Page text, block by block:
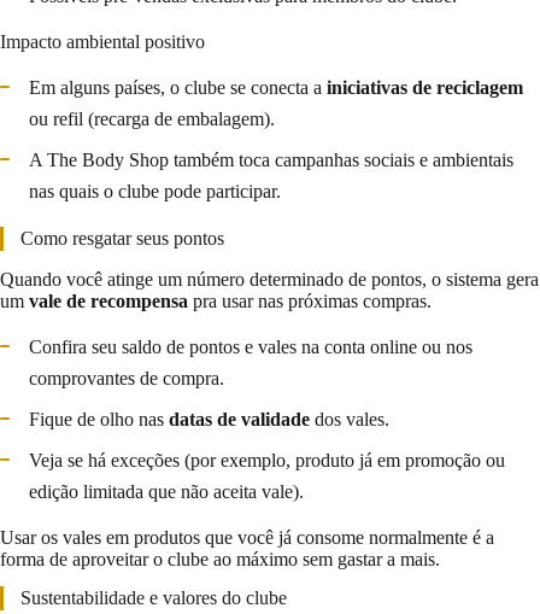
Impacto ambiental positivo
Em alguns países, o clube se conecta a iniciativas de reciclagem
ou refil (recarga de embalagem).
A The Body Shop também toca campanhas sociais e ambientais
nas quais o clube pode participar.
Como resgatar seus pontos
Quando você atinge um número determinado de pontos, o sistema gera
um vale de recompensa pra usar nas próximas compras.
Confira seu saldo de pontos e vales na conta online ou nos
comprovantes de compra.
Fique de olho nas datas de validade dos vales.
Veja se há exceções (por exemplo, produto já em promoção ou
edição limitada que não aceita vale).
Usar os vales em produtos que você já consome normalmente é a
forma de aproveitar o clube ao máximo sem gastar a mais.
Sustentabilidade e valores do clube